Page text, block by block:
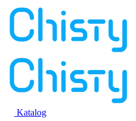
Katalog